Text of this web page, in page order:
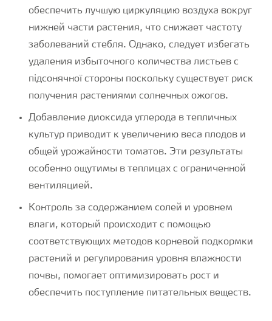
обеспечить лучшую циркуляцию воздуха вокруг
нижней части растения, что снижает частоту
заболеваний стебля. Однако, следует избегать
удаления избыточного количества листьев с
підсонячної стороны поскольку существует риск
получения растениями солнечных ожогов.
Добавление диоксида углерода в тепличных
культур приводит к увеличению веса плодов и
общей урожайности томатов. Эти результаты
особенно ощутимы в теплицах с ограниченной
вентиляцией.
Контроль за содержанием солей и уровнем
влаги, который происходит с помощью
соответствующих методов корневой подкормки
растений и регулирования уровня влажности
почвы, помогает оптимизировать рост и
обеспечить поступление питательных веществ.